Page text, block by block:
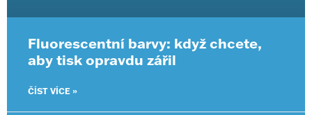
Fluorescentní barvy: když chcete,
aby tisk opravdu zářil
ČÍST VÍCE »